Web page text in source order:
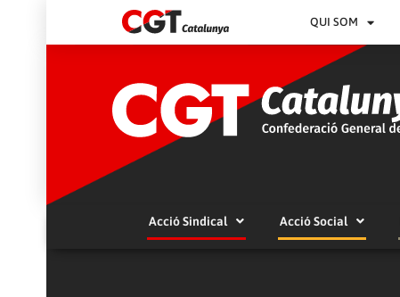
QUI SOM
Acció Sindical Acció Social